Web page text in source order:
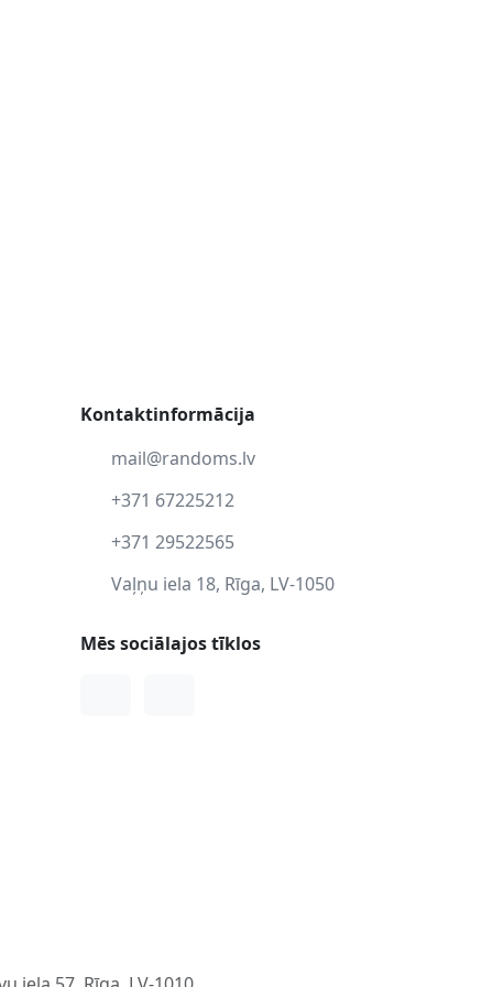
Kontaktinformācija
mail@randoms.lv
+371 67225212
+371 29522565
Vaļņu iela 18, Rīga, LV-1050
Mēs sociālajos tīklos